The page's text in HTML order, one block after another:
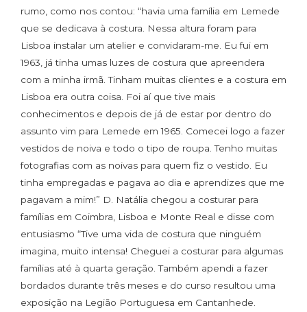
rumo, como nos contou: “havia uma família em Lemede
que se dedicava à costura. Nessa altura foram para
Lisboa instalar um atelier e convidaram-me. Eu fui em
1963, já tinha umas luzes de costura que apreendera
com a minha irmã. Tinham muitas clientes e a costura em
Lisboa era outra coisa. Foi aí que tive mais
conhecimentos e depois de já de estar por dentro do
assunto vim para Lemede em 1965. Comecei logo a fazer
vestidos de noiva e todo o tipo de roupa. Tenho muitas
fotografias com as noivas para quem fiz o vestido. Eu
tinha empregadas e pagava ao dia e aprendizes que me
pagavam a mim!” D. Natália chegou a costurar para
famílias em Coimbra, Lisboa e Monte Real e disse com
entusiasmo “Tive uma vida de costura que ninguém
imagina, muito intensa! Cheguei a costurar para algumas
famílias até à quarta geração. Também apendi a fazer
bordados durante três meses e do curso resultou uma
exposição na Legião Portuguesa em Cantanhede.